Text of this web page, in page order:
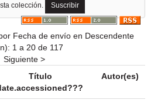
colección.
Fecha de envío en Descendente
1 a 20 de 117
Siguiente >
Título Autor(es)